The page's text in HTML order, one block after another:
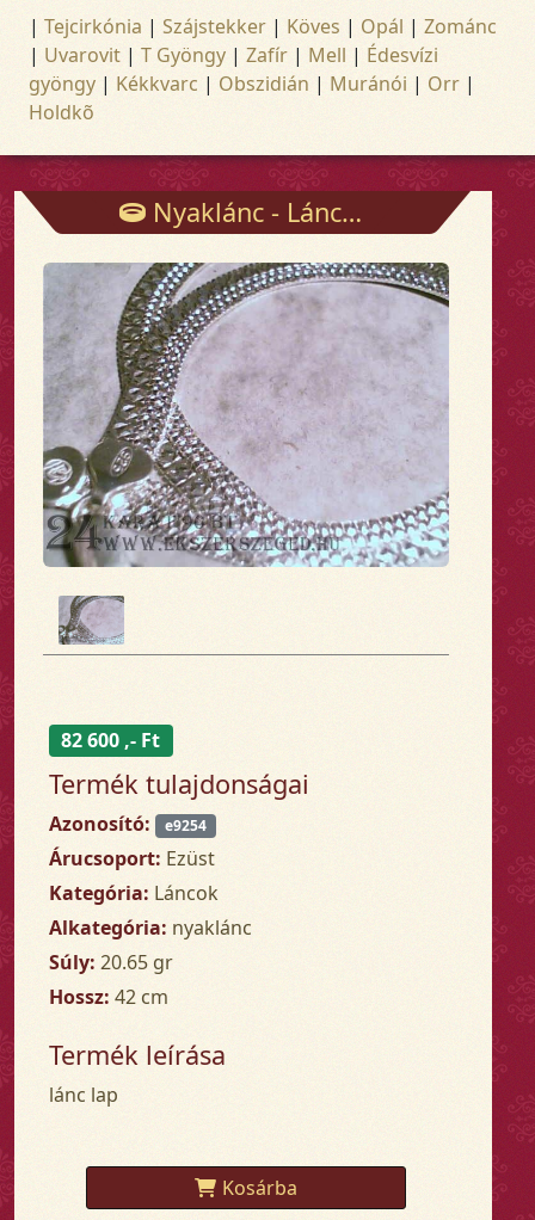
| Tejcirkónia | Szájstekker | Köves | Opál | Zománc
| Uvarovit | T Gyöngy | Zafír | Mell | Édesvízi
gyöngy | Kékkvarc | Obszidián | Muránói | Orr |
Holdkõ
Nyaklánc - Láncok - Arany és ezüst ékszerek
82 600 ,- Ft
Termék tulajdonságai
Azonosító: e9254
Árucsoport: Ezüst
Kategória: Láncok
Alkategória: nyaklánc
Súly: 20.65 gr
Hossz: 42 cm
Termék leírása
lánc lap
Kosárba